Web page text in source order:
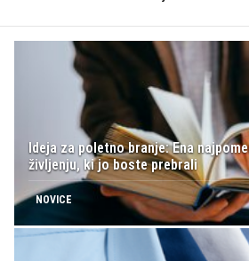
Ideja za poletno branje: Ena
življenju, ki jo boste prebrali
NOVICE